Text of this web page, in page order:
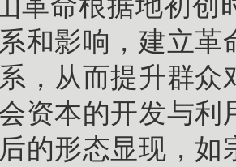
革命根据地初创
和影响，建立革
，从而提升群众
资本的开发与
的形态显现，